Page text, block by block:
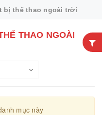
bị thể thao ngoài trời
THAO NGOÀI
mục này